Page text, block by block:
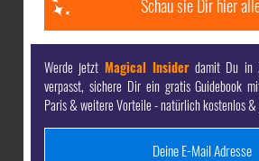
Schau sie Dir hier
Werde jetzt Magical Insider damit Du in
verpasst, sichere Dir ein gratis Guidebook
Paris & weitere Vorteile - natürlich kostenlos